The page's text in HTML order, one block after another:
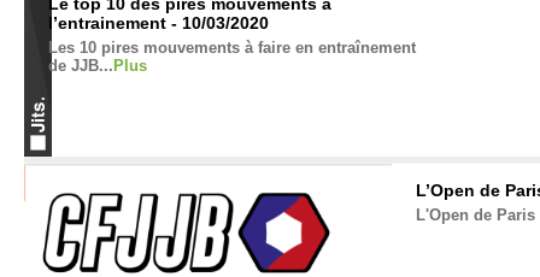
l’entrainement - 10/03/2020
Les 10 pires mouvements à faire en entraînement
de JJB... Plus
L’Open de
L'Open de